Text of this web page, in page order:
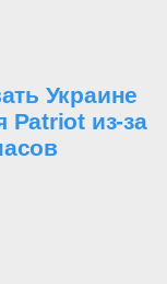
Украине
Patriot из-за